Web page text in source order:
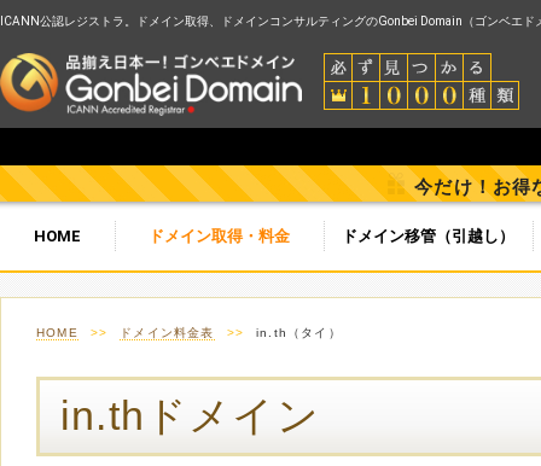
ICANN公認レジストラ。ドメイン取得、ドメインコンサルティングのGonbei Domain（ゴンベエド
今だけ！お得
HOME ドメイン取得・料金 ドメイン移管（引越し）
HOME >> ドメイン料金表 >> in.th（タイ）
in.thドメイン